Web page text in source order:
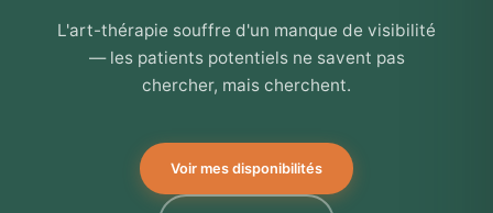
L'art-thérapie souffre d'un manque de visibilité
— les patients potentiels ne savent pas
chercher, mais cherchent.
Voir mes disponibilités